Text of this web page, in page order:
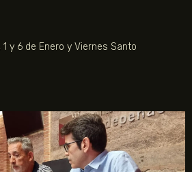
y 6 de Enero y Viernes Santo